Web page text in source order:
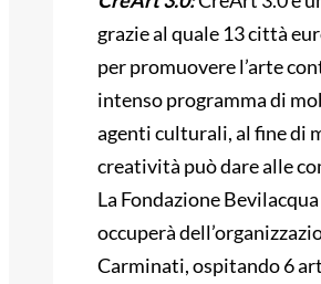
grazie al quale 13 città
per promuovere l’arte
intenso programma di
agenti culturali, al fine di
creatività può dare alle
La Fondazione
occuperà
Carminati, ospitando 6